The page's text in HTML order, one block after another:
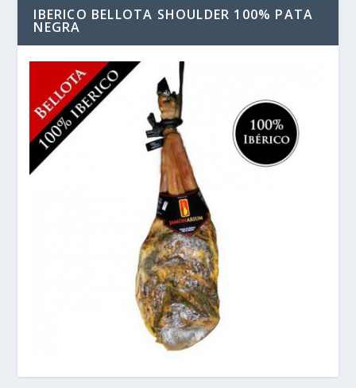
IBERICO BELLOTA SHOULDER 100% PATA
NEGRA